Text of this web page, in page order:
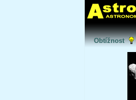
Obtížnost